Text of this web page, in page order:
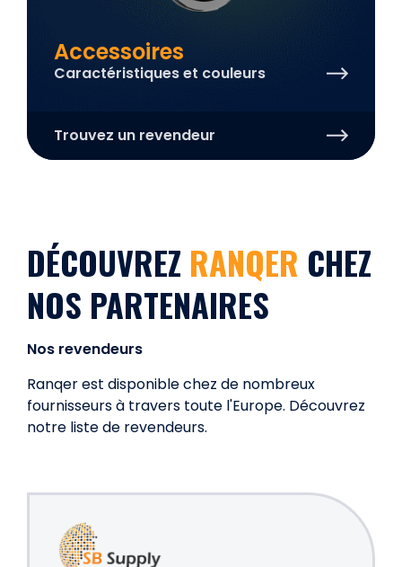
Accessoires
Caractéristiques et couleurs
Trouvez un revendeur
DÉCOUVREZ RANQER CHEZ
NOS PARTENAIRES
Nos revendeurs
Ranqer est disponible chez de nombreux
fournisseurs à travers toute l'Europe. Découvrez
notre liste de revendeurs.